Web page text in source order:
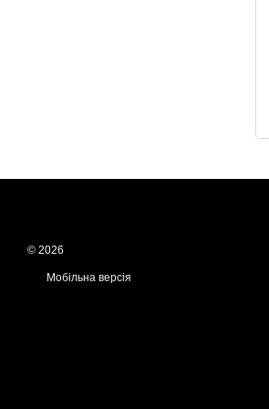
© 2026
Мобільна версія